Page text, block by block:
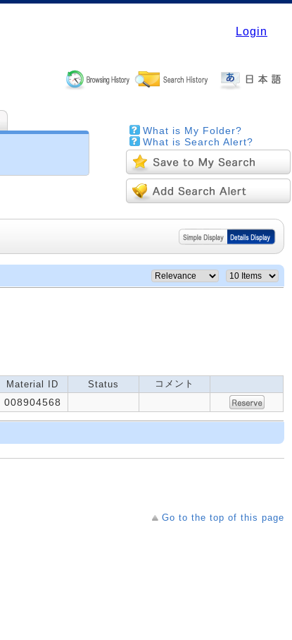
Login
What is My Folder?
What is Search Alert?
Material ID Status コメント
008904568
Go to the top of this page